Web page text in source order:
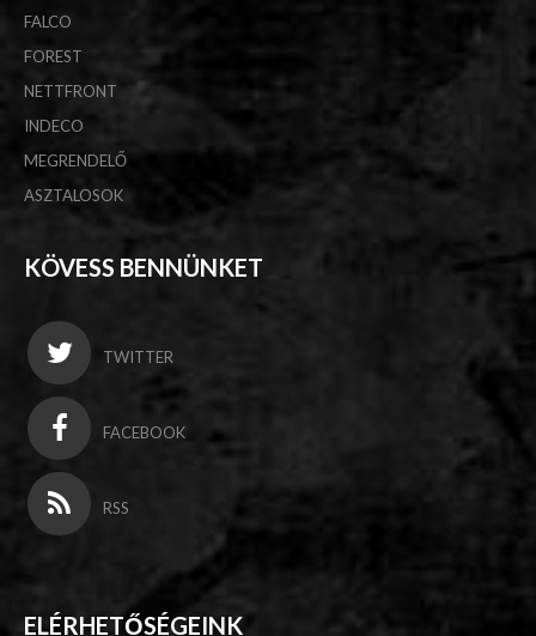
FALCO
FOREST
NETTFRONT
INDECO
MEGRENDELŐ
ASZTALOSOK
KÖVESS BENNÜNKET
TWITTER
FACEBOOK
RSS
ELÉRHETŐSÉGEINK